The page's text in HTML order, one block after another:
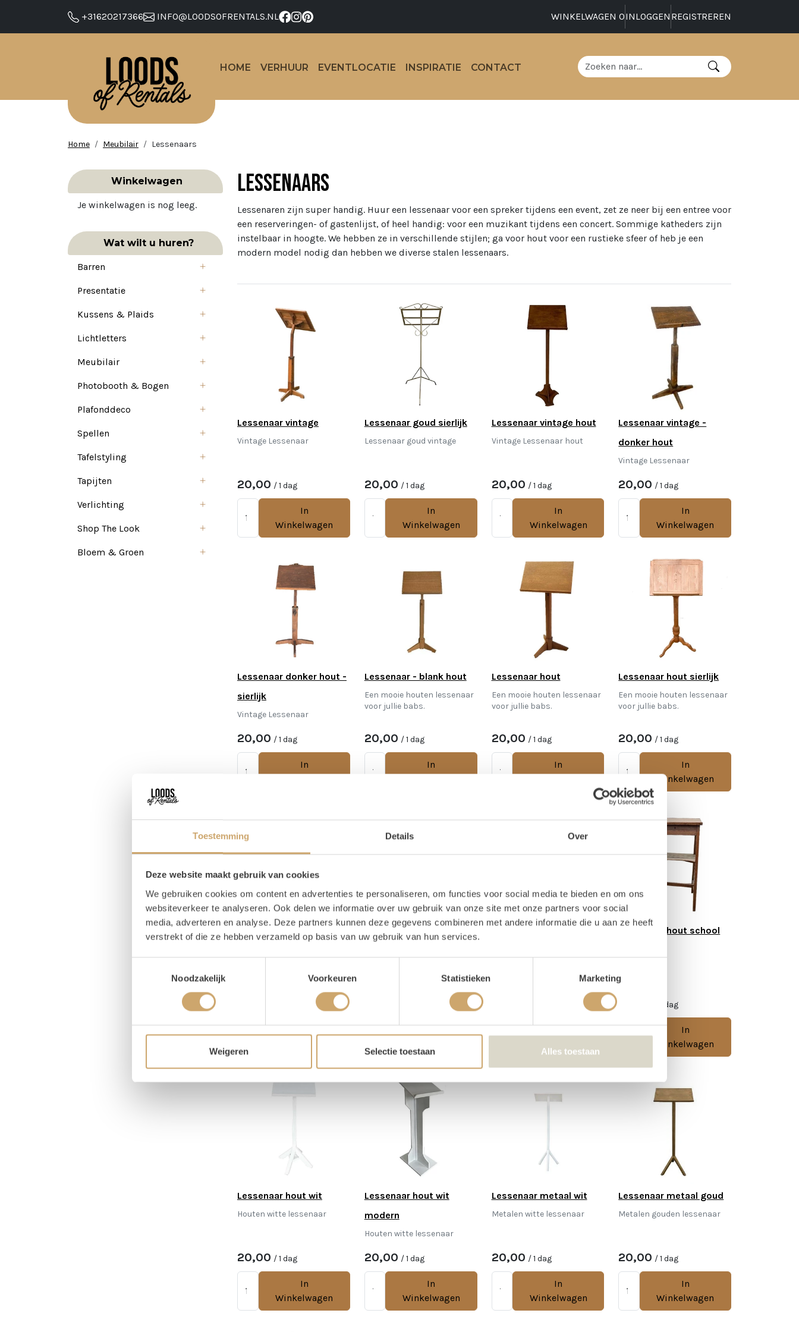
Toestemming Details Over
Deze website maakt gebruik van cookies
We gebruiken cookies om content en advertenties te personaliseren, om functies voor social media te bieden en om ons
websiteverkeer te analyseren. Ook delen we informatie over uw gebruik van onze site met onze partners voor social
media, adverteren en analyse. Deze partners kunnen deze gegevens combineren met andere informatie die u aan ze heeft
verstrekt of die ze hebben verzameld op basis van uw gebruik van hun services.
Noodzakelijk
Voorkeuren Statistieken Marketing
Weigeren Selectie toestaan Alles toestaan
+31620217366 INFO@LOODSOFRENTALS.NL WINKELWAGEN 0INLOGGEN REGISTREREN
HOME VERHUUR EVENTLOCATIE INSPIRATIE CONTACT
Home Meubilair Lessenaars
Winkelwagen
Je winkelwagen is nog leeg.
Wat wilt u huren?
Barren
Presentatie
Kussens & Plaids
Lichtletters
Meubilair
Photobooth & Bogen
Plafonddeco
Spellen
Tafelstyling
Tapijten
Verlichting
Shop The Look
Bloem & Groen
Lessenaars
Lessenaren zijn super handig. Huur een lessenaar voor een spreker tijdens een event, zet ze neer bij een entree voor
een reserveringen- of gastenlijst, of heel handig: voor een muzikant tijdens een concert. Sommige katheders zijn
instelbaar in hoogte. We hebben ze in verschillende stijlen; ga voor hout voor een rustieke sfeer of heb je een
modern model nodig dan hebben we diverse stalen lessenaars.
Lessenaar vintage
Vintage Lessenaar
20,00 / 1 dag
In
Winkelwagen
Lessenaar goud sierlijk
Lessenaar goud vintage
20,00 / 1 dag
In
Winkelwagen
Lessenaar vintage hout
Vintage Lessenaar hout
20,00 / 1 dag
In
Winkelwagen
Lessenaar vintage -
donker hout
Vintage Lessenaar
20,00 / 1 dag
In
Winkelwagen
Lessenaar donker hout -
sierlijk
Vintage Lessenaar
20,00 / 1 dag
In
Lessenaar - blank hout
Een mooie houten lessenaar
voor jullie babs.
20,00 / 1 dag
In
Lessenaar hout
Een mooie houten lessenaar
voor jullie babs.
20,00 / 1 dag
In
Lessenaar hout sierlijk
Een mooie houten lessenaar
voor jullie babs.
20,00 / 1 dag
In
Winkelwagen
Lessenaar donker hout
babs vast super tof!
Lessenaar donker hout
babs vast super tof!
Lessenaar hout school
/ 1 dag
In
Winkelwagen
Lessenaar hout wit
Houten witte lessenaar
20,00 / 1 dag
In
Winkelwagen
Lessenaar hout wit
modern
Houten witte lessenaar
20,00 / 1 dag
In
Winkelwagen
Lessenaar metaal wit
Metalen witte lessenaar
20,00 / 1 dag
In
Winkelwagen
Lessenaar metaal goud
Metalen gouden lessenaar
20,00 / 1 dag
In
Winkelwagen